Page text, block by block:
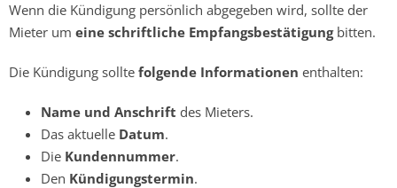
Wenn die Kündigung persönlich abgegeben wird, sollte der
Mieter um eine schriftliche Empfangsbestätigungbitten.
Die Kündigung sollte folgende Informationen enthalten:
Name und Anschrift des Mieters.
Das aktuelle Datum.
Die Kundennummer.
Den Kündigungstermin.